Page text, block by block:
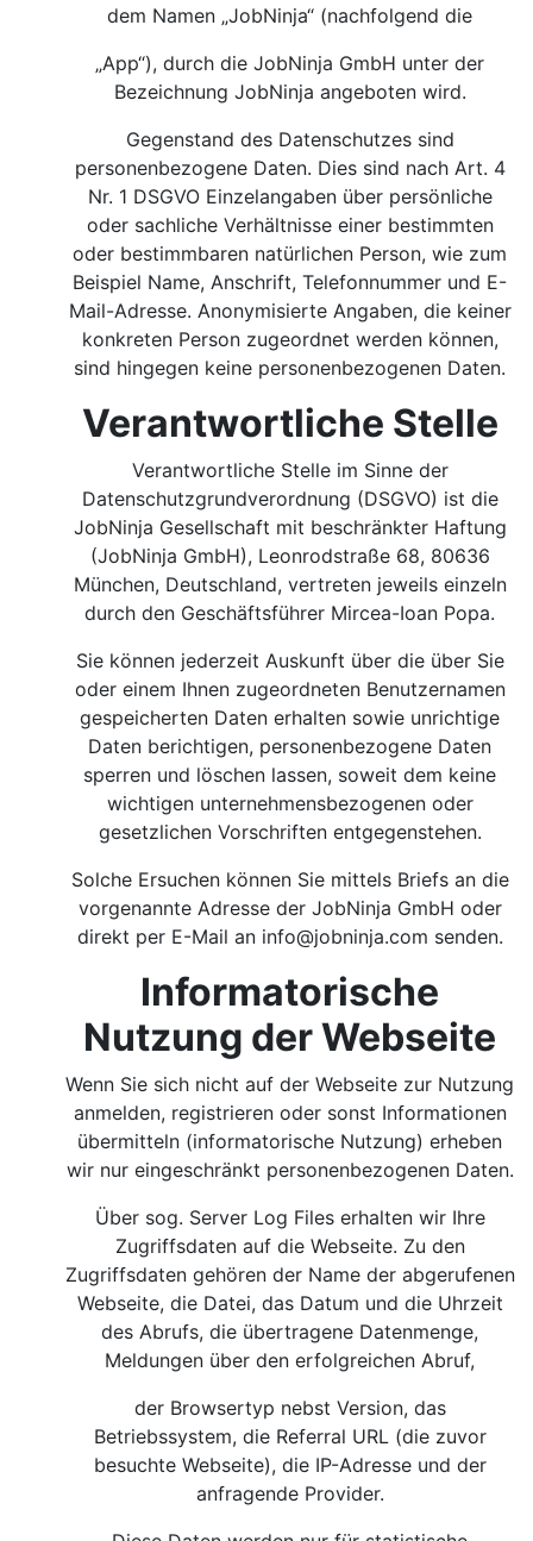
dem Namen „JobNinja“ (nachfolgend die
„App“), durch die JobNinja GmbH unter der
Bezeichnung JobNinja angeboten wird.
Gegenstand des Datenschutzes sind
personenbezogene Daten. Dies sind nach Art. 4
Nr. 1 DSGVO Einzelangaben über persönliche
oder sachliche Verhältnisse einer bestimmten
oder bestimmbaren natürlichen Person, wie zum
Beispiel Name, Anschrift, Telefonnummer und E-
Mail-Adresse. Anonymisierte Angaben, die keiner
konkreten Person zugeordnet werden können,
sind hingegen keine personenbezogenen Daten.
Verantwortliche Stelle
Verantwortliche Stelle im Sinne der
Datenschutzgrundverordnung (DSGVO) ist die
JobNinja Gesellschaft mit beschränkter Haftung
(JobNinja GmbH), Leonrodstraße 68, 80636
München, Deutschland, vertreten jeweils einzeln
durch den Geschäftsführer Mircea-Ioan Popa.
Sie können jederzeit Auskunft über die über Sie
oder einem Ihnen zugeordneten Benutzernamen
gespeicherten Daten erhalten sowie unrichtige
Daten berichtigen, personenbezogene Daten
sperren und löschen lassen, soweit dem keine
wichtigen unternehmensbezogenen oder
gesetzlichen Vorschriften entgegenstehen.
Solche Ersuchen können Sie mittels Briefs an die
vorgenannte Adresse der JobNinja GmbH oder
direkt per E-Mail an info@jobninja.com senden.
Informatorische
Nutzung der Webseite
Wenn Sie sich nicht auf der Webseite zur Nutzung
anmelden, registrieren oder sonst Informationen
übermitteln (informatorische Nutzung) erheben
wir nur eingeschränkt personenbezogenen Daten.
Über sog. Server Log Files erhalten wir Ihre
Zugriffsdaten auf die Webseite. Zu den
Zugriffsdaten gehören der Name der abgerufenen
Webseite, die Datei, das Datum und die Uhrzeit
des Abrufs, die übertragene Datenmenge,
Meldungen über den erfolgreichen Abruf,
der Browsertyp nebst Version, das
Betriebssystem, die Referral URL (die zuvor
besuchte Webseite), die IP-Adresse und der
anfragende Provider.